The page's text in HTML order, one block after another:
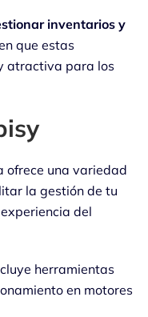
inventarios y
que estas
atractiva para los
ofrece una variedad
la gestión de tu
del
herramientas
en motores